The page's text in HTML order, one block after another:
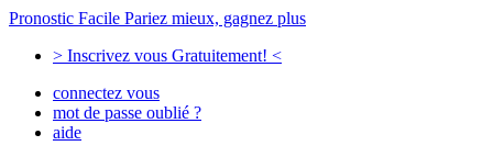
Pronostic Facile Pariez mieux, gagnez plus
> Inscrivez vous Gratuitement! <
connectez vous
mot de passe oublié ?
aide